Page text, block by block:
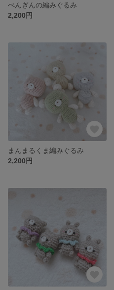
ぺんぎんの編みぐるみ
2,200円
まんまるくま編みぐるみ
2,200円